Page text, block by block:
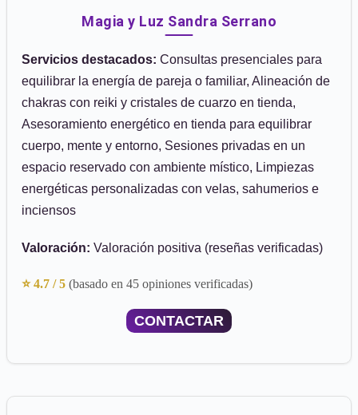
Magia y Luz Sandra Serrano
Servicios destacados: Consultas presenciales para
equilibrar la energía de pareja o familiar, Alineación de
chakras con reiki y cristales de cuarzo en tienda,
Asesoramiento energético en tienda para equilibrar
cuerpo, mente y entorno, Sesiones privadas en un
espacio reservado con ambiente místico, Limpiezas
energéticas personalizadas con velas, sahumerios e
inciensos
Valoración: Valoración positiva (reseñas verificadas)
⭐ 4.7 / 5 (basado en 45 opiniones verificadas)
CONTACTAR